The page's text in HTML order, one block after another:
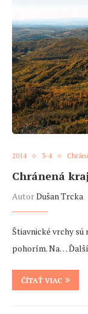
2014 3-4
Chránená
AutorDušan Trcka
Štiavnické vrchy
pohorím. Na…
ČÍTAŤ VIAC